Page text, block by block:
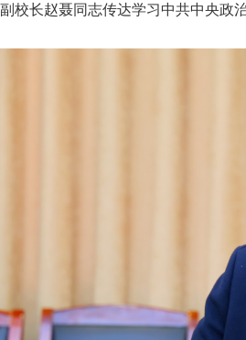
长赵聂同志传达学习中共中央政治